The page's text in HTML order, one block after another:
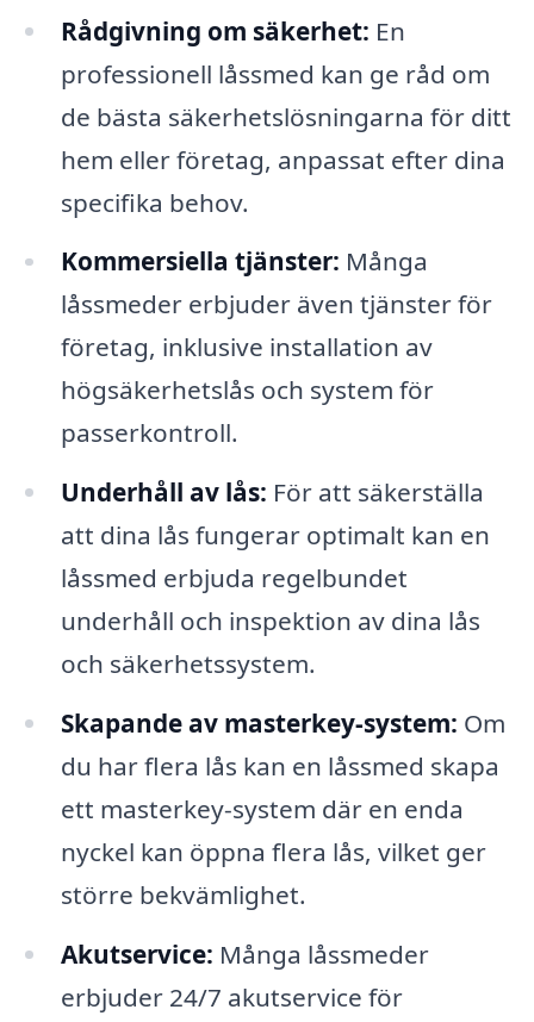
Rådgivning om säkerhet: En
professionell låssmed kan ge råd om
de bästa säkerhetslösningarna för ditt
hem eller företag, anpassat efter dina
specifika behov.
Kommersiella tjänster: Många
låssmeder erbjuder även tjänster för
företag, inklusive installation av
högsäkerhetslås och system för
passerkontroll.
Underhåll av lås: För att säkerställa
att dina lås fungerar optimalt kan en
låssmed erbjuda regelbundet
underhåll och inspektion av dina lås
och säkerhetssystem.
Skapande av masterkey-system: Om
du har flera lås kan en låssmed skapa
ett masterkey-system där en enda
nyckel kan öppna flera lås, vilket ger
större bekvämlighet.
Akutservice: Många låssmeder
erbjuder 24/7 akutservice för